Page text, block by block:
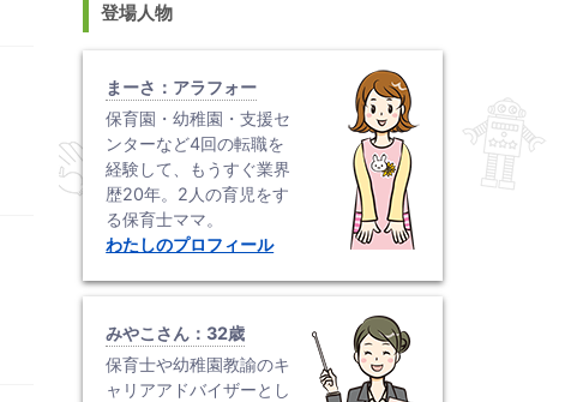
登場人物
まーさ：アラフォー
保育園・幼稚園・支援セ
ンターなど4回の転職を
経験して、もうすぐ業界
歴20年。2人の育児をす
る保育士ママ。
わたしのプロフィール
みやこさん：32歳
保育士や幼稚園教諭のキ
ャリアアドバイザーとし